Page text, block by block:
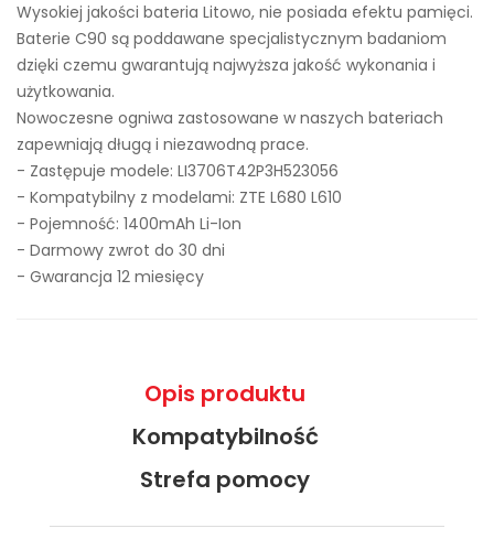
Wysokiej jakości bateria Litowo, nie posiada efektu pamięci.
Baterie C90 są poddawane specjalistycznym badaniom
dzięki czemu gwarantują najwyższa jakość wykonania i
użytkowania.
Nowoczesne ogniwa zastosowane w naszych bateriach
zapewniają długą i niezawodną prace.
- Zastępuje modele: LI3706T42P3H523056
- Kompatybilny z modelami: ZTE L680 L610
- Pojemność: 1400mAh Li-Ion
- Darmowy zwrot do 30 dni
- Gwarancja 12 miesięcy
Opis produktu
Kompatybilność
Strefa pomocy